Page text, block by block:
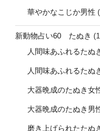
華やかなこじか男性
新動物占い60 たぬき
人間味あふれるたぬ
人間味あふれるたぬ
大器晩成のたぬき女
大器晩成のたぬき男
磨き上げられたたぬ